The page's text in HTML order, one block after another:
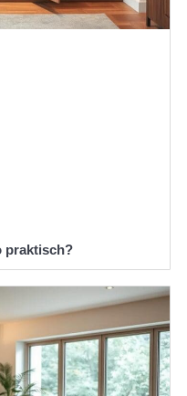
praktisch?